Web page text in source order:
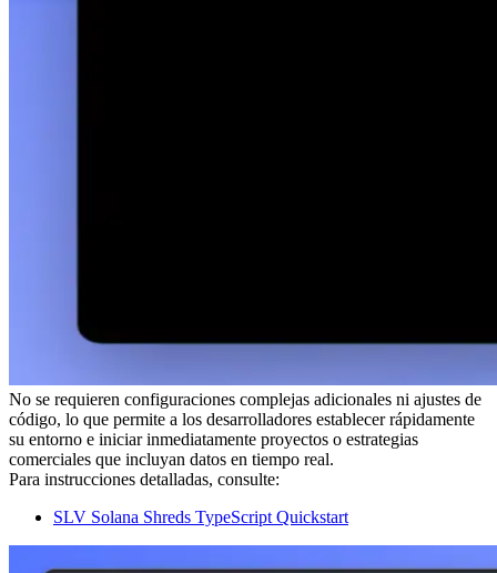
No se requieren configuraciones complejas adicionales ni ajustes de
código, lo que permite a los desarrolladores establecer rápidamente
su entorno e iniciar inmediatamente proyectos o estrategias
comerciales que incluyan datos en tiempo real.
Para instrucciones detalladas, consulte:
SLV Solana Shreds TypeScript Quickstart